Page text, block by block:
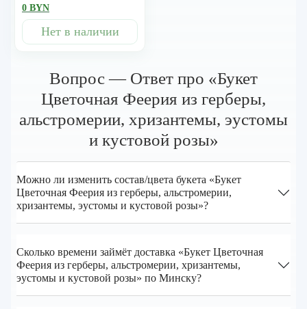
хризантемы, эустомы и
кустовой розы
0 BYN
Нет в наличии
Вопрос — Ответ про «Букет
Цветочная Феерия из герберы,
альстромерии, хризантемы, эустомы
и кустовой розы»
Можно ли изменить состав/цвета букета «Букет
Цветочная Феерия из герберы, альстромерии,
хризантемы, эустомы и кустовой розы»?
Сколько времени займёт доставка «Букет Цветочная
Феерия из герберы, альстромерии, хризантемы,
эустомы и кустовой розы» по Минску?